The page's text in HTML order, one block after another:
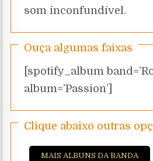
som inconfundível.
Ouça algumas faixas
[spotify_album
album=’Passion’]
Clique abaixo outras
MAIS ALBUNS DA BANDA